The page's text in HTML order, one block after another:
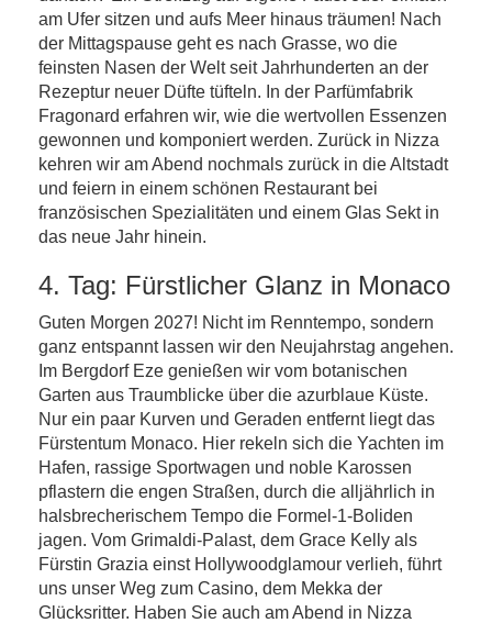
am Ufer sitzen und aufs Meer hinaus träumen! Nach
der Mittagspause geht es nach Grasse, wo die
feinsten Nasen der Welt seit Jahrhunderten an der
Rezeptur neuer Düfte tüfteln. In der Parfümfabrik
Fragonard erfahren wir, wie die wertvollen Essenzen
gewonnen und komponiert werden. Zurück in Nizza
kehren wir am Abend nochmals zurück in die Altstadt
und feiern in einem schönen Restaurant bei
französischen Spezialitäten und einem Glas Sekt in
das neue Jahr hinein.
4. Tag: Fürstlicher Glanz in Monaco
Guten Morgen 2027! Nicht im Renntempo, sondern
ganz entspannt lassen wir den Neujahrstag angehen.
Im Bergdorf Eze genießen wir vom botanischen
Garten aus Traumblicke über die azurblaue Küste.
Nur ein paar Kurven und Geraden entfernt liegt das
Fürstentum Monaco. Hier rekeln sich die Yachten im
Hafen, rassige Sportwagen und noble Karossen
pflastern die engen Straßen, durch die alljährlich in
halsbrecherischem Tempo die Formel-1-Boliden
jagen. Vom Grimaldi-Palast, dem Grace Kelly als
Fürstin Grazia einst Hollywoodglamour verlieh, führt
uns unser Weg zum Casino, dem Mekka der
Glücksritter. Haben Sie auch am Abend in Nizza